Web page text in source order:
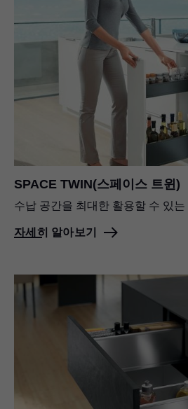
SPACE TWIN(스페이스 트윈)
수납 공간을 최대한 활용할 수 있
자세히 알아보기